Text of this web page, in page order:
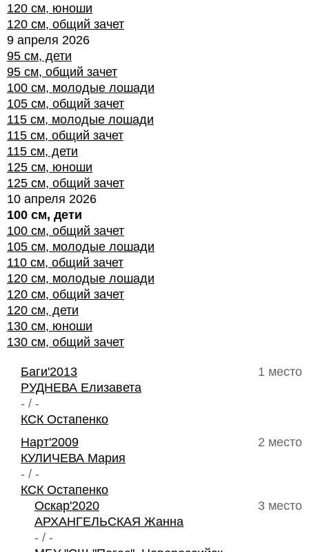
120 см, юноши
120 см, общий зачет
9 апреля 2026
95 см, дети
95 см, общий зачет
100 см, молодые лошади
105 см, общий зачет
115 см, молодые лошади
115 см, общий зачет
115 см, дети
125 см, юноши
125 см, общий зачет
10 апреля 2026
100 см, дети
100 см, общий зачет
105 см, молодые лошади
110 см, общий зачет
120 см, молодые лошади
120 см, общий зачет
120 см, дети
130 см, юноши
130 см, общий зачет
1 место
Баги'2013
РУДНЕВА Елизавета
- / -
КСК Остапенко
2 место
Нарт'2009
КУЛИЧЕВА Мария
- / -
КСК Остапенко
3 место
Оскар'2020
АРХАНГЕЛЬСКАЯ Жанна
- / -